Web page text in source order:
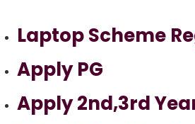
Laptop Scheme
Apply PG
Apply 2nd,3rd